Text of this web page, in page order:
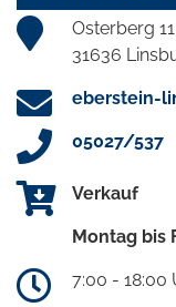
Osterberg 11
31636
eberstein-
05027/537
Verkauf
Montag bis
7:00 - 18:00